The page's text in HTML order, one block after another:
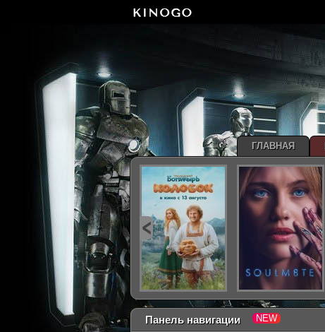
Панель навигации
ГЛАВНАЯ